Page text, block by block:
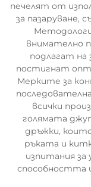
печелят от
за пазаруване,
внимателно
подлагат на
постигнат
Мерките за
всички
голямата
дръжки,
ръката и
изпитания
способността